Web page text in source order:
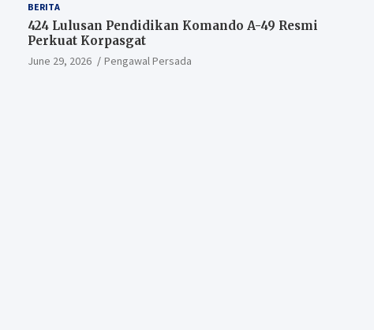
BERITA
424 Lulusan Pendidikan Komando A-49 Resmi
Perkuat Korpasgat
June 29, 2026 Pengawal Persada